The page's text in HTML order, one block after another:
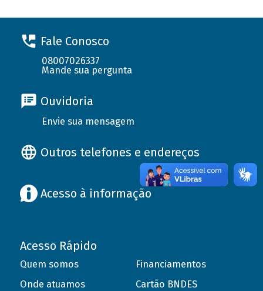
Fale Conosco
08007026337
Mande sua pergunta
Ouvidoria
Envie sua mensagem
Outros telefones e endereços
Acesso à informação
Acesso Rápido
Quem somos
Onde atuamos
Financiamentos
Cartão BNDES